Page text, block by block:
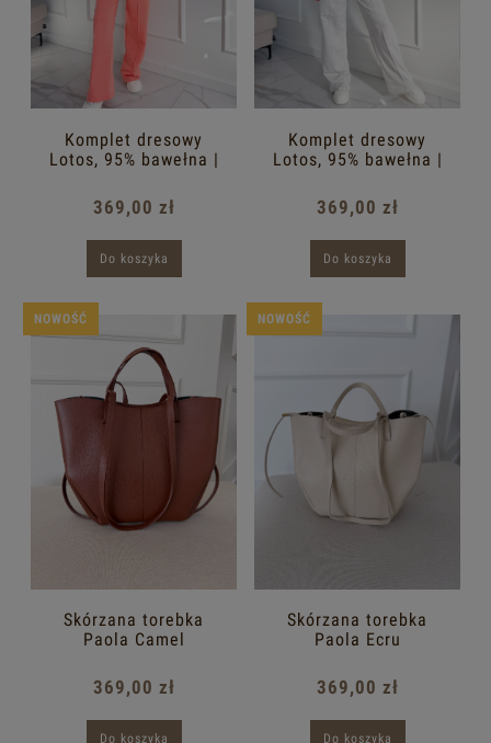
Komplet dresowy
Lotos, 95% bawełna |
369,00 zł
Do koszyka
Komplet dresowy
Lotos, 95% bawełna |
369,00 zł
Do koszyka
Skórzana torebka
Paola Camel
369,00 zł
Do koszyka
NOWOŚĆ
Skórzana torebka
Paola Ecru
369,00 zł
Do koszyka
NOWOŚĆ